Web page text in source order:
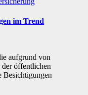
im Trend
aufgrund von
der öffentlichen
Besichtigungen